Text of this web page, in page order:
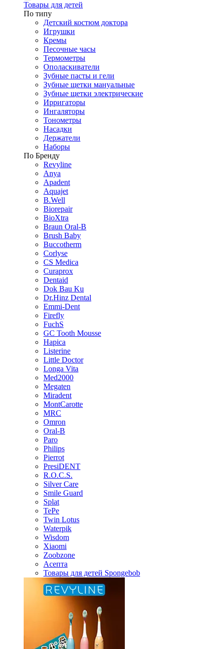
Товары для детей
По типу
Детский костюм доктора
Игрушки
Кремы
Песочные часы
Термометры
Ополаскиватели
Зубные пасты и гели
Зубные щетки мануальные
Зубные щетки электрические
Ирригаторы
Ингаляторы
Тонометры
Насадки
Держатели
Наборы
По Бренду
Revyline
Anya
Apadent
Aquajet
B.Well
Biorepair
BioXtra
Braun Oral-B
Brush Baby
Buccotherm
Corlyse
CS Medica
Curaprox
Dentaid
Dok Bau Ku
Dr.Hinz Dental
Emmi-Dent
Firefly
FuchS
GC Tooth Mousse
Hapica
Listerine
Little Doctor
Longa Vita
Med2000
Megaten
Miradent
MontCarotte
MRC
Omron
Oral-B
Paro
Philips
Pierrot
PresiDENT
R.O.C.S.
Silver Care
Smile Guard
Splat
TePe
Twin Lotus
Waterpik
Wisdom
Xiaomi
Zoobzone
Асепта
Товары для детей Spongebob